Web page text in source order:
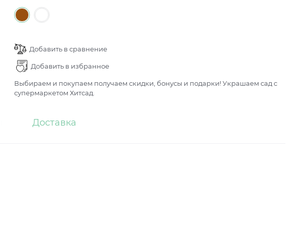
Добавить в сравнение
Добавить в избранное
Выбираем и покупаем получаем скидки, бонусы и подарки! Украшаем сад с
супермаркетом Хитсад.
Доставка